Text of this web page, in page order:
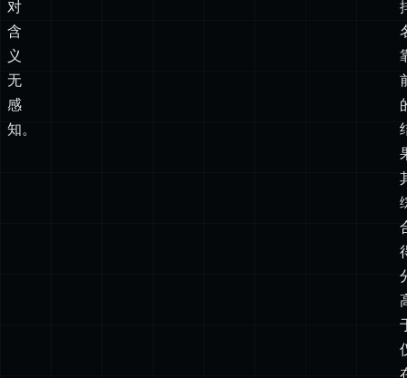
确
术
语
查
找；
对